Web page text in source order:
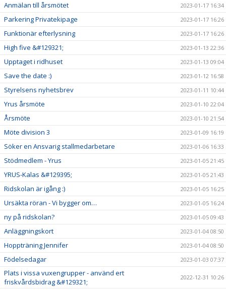
Anmälan till årsmötet 2023-01-17 16:34
Parkering Privatekipage 2023-01-17 16:26
Funktionär efterlysning 2023-01-17 16:26
High five &#129321; 2023-01-13 22:36
Upptaget i ridhuset 2023-01-13 09:04
Save the date :) 2023-01-12 16:58
Styrelsens nyhetsbrev 2023-01-11 10:44
Yrus årsmöte 2023-01-10 22:04
Årsmöte 2023-01-10 21:54
Möte division 3 2023-01-09 16:19
Söker en Ansvarig stallmedarbetare 2023-01-06 16:33
Stödmedlem - Yrus 2023-01-05 21:45
YRUS-Kalas &#129395; 2023-01-05 21:43
Ridskolan är igång :) 2023-01-05 16:25
Ursäkta röran - Vi bygger om… 2023-01-05 16:24
ny på ridskolan? 2023-01-05 09:43
Anläggningskort 2023-01-04 08:50
Hoppträning Jennifer 2023-01-04 08:50
Födelsedagar 2023-01-03 07:37
Plats i vissa vuxengrupper - använd ert
friskvårdsbidrag &#129321;
2022-12-31 10:26